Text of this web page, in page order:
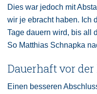
Dies war jedoch mit
wir je ebracht haben. Ich
Tage dauern wird, bis all
So Matthias Schnapka
Dauerhaft vor der
Einen besseren